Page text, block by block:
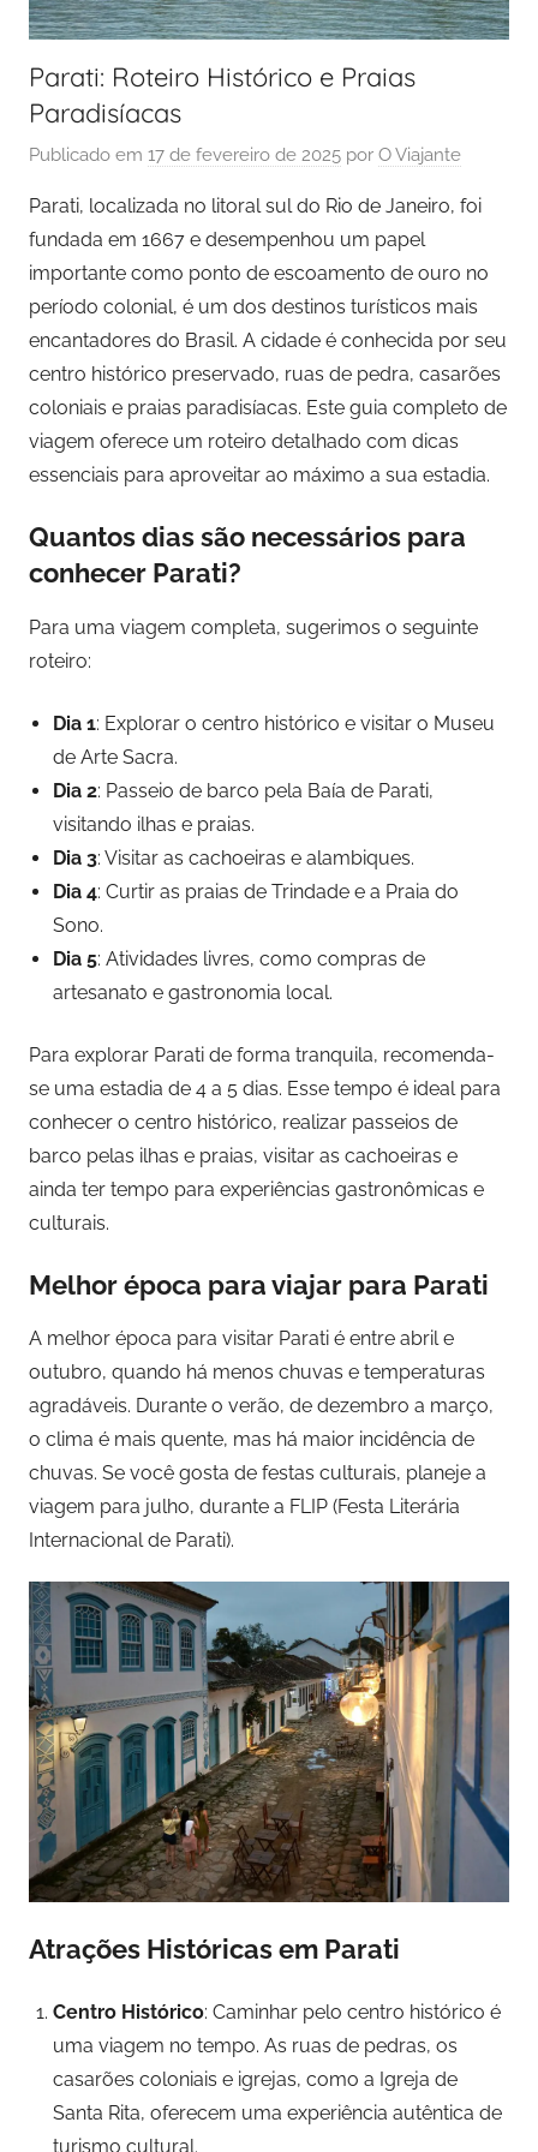
Parati: Roteiro Histórico e Praias
Paradisíacas
Publicado em 17 de fevereiro de 2025 por O Viajante
Parati, localizada no litoral sul do Rio de Janeiro, foi
fundada em 1667 e desempenhou um papel
importante como ponto de escoamento de ouro no
período colonial, é um dos destinos turísticos mais
encantadores do Brasil. A cidade é conhecida por seu
centro histórico preservado, ruas de pedra, casarões
coloniais e praias paradisíacas. Este guia completo de
viagem oferece um roteiro detalhado com dicas
essenciais para aproveitar ao máximo a sua estadia.
Quantos dias são necessários para
conhecer Parati?
Para uma viagem completa, sugerimos o seguinte
roteiro:
Dia 1: Explorar o centro histórico e visitar o Museu
de Arte Sacra.
Dia 2: Passeio de barco pela Baía de Parati,
visitando ilhas e praias.
Dia 3: Visitar as cachoeiras e alambiques.
Dia 4: Curtir as praias de Trindade e a Praia do
Sono.
Dia 5: Atividades livres, como compras de
artesanato e gastronomia local.
Para explorar Parati de forma tranquila, recomenda-
se uma estadia de 4 a 5 dias. Esse tempo é ideal para
conhecer o centro histórico, realizar passeios de
barco pelas ilhas e praias, visitar as cachoeiras e
ainda ter tempo para experiências gastronômicas e
culturais.
Melhor época para viajar para Parati
A melhor época para visitar Parati é entre abril e
outubro, quando há menos chuvas e temperaturas
agradáveis. Durante o verão, de dezembro a março,
o clima é mais quente, mas há maior incidência de
chuvas. Se você gosta de festas culturais, planeje a
viagem para julho, durante a FLIP (Festa Literária
Internacional de Parati).
Atrações Históricas em Parati
Centro Histórico: Caminhar pelo centro histórico é
uma viagem no tempo. As ruas de pedras, os
casarões coloniais e igrejas, como a Igreja de
Santa Rita, oferecem uma experiência autêntica de
turismo cultural.